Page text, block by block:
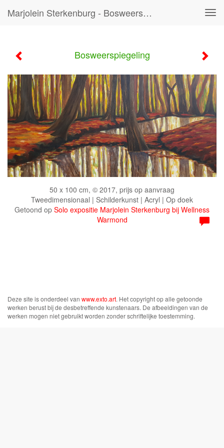
Marjolein Sterkenburg - Bosweerspiegeling
Bosweerspiegeling
50 x 100 cm, © 2017, prijs op aanvraag
Tweedimensionaal | Schilderkunst | Acryl | Op doek
Getoond op Solo expositie Marjolein Sterkenburg bij Wellness
Warmond
Deze site is onderdeel van www.exto.art. Het copyright op alle getoonde
werken berust bij de desbetreffende kunstenaars. De afbeeldingen van de
werken mogen niet gebruikt worden zonder schriftelijke toestemming.